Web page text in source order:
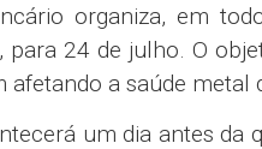
organiza, em
para 24 de julho. O
afetando a saúde
um dia antes da